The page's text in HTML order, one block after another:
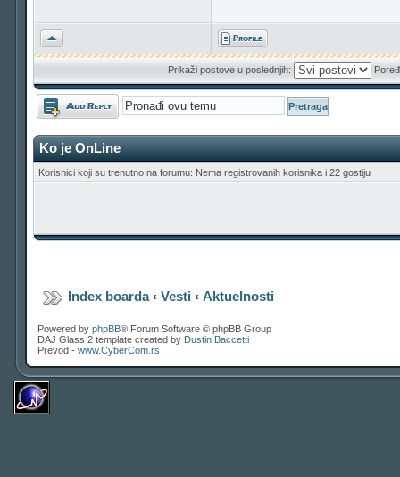
Vrh
Prikaži postove u poslednjih:
Odgovori
Ko je OnLine
Korisnici koji su trenutno na forumu: Nema registrovanih korisnika i 22 gostiju
Index boarda‹Vesti ‹Aktuelnosti
Powered by phpBB® Forum Software © phpBB Group
DAJ Glass 2 template created by Dustin Baccetti
Prevod - www.CyberCom.rs